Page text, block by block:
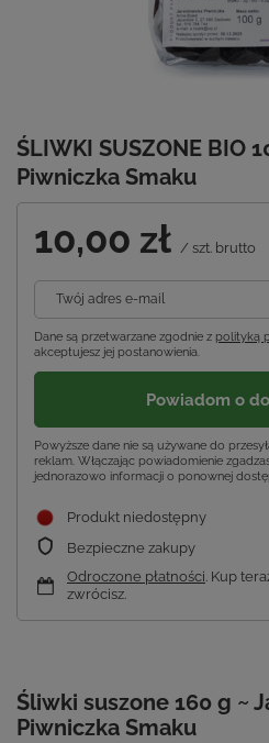
ŚLIWKI SUSZONE BIO
Piwniczka Smaku
10,00 zł / szt. brutto
Twój adres e-mail
Dane są przetwarzane zgodnie z polityką
akceptujesz jej postanowienia.
Powiadom o
Powyższe dane nie są używane do
reklam. Włączając powiadomienie
jednorazowo informacji o ponownej
Produkt niedostępny
Bezpieczne zakupy
Odroczone płatności. Kup
zwrócisz.
Śliwki suszone 160 g ~
Piwniczka Smaku